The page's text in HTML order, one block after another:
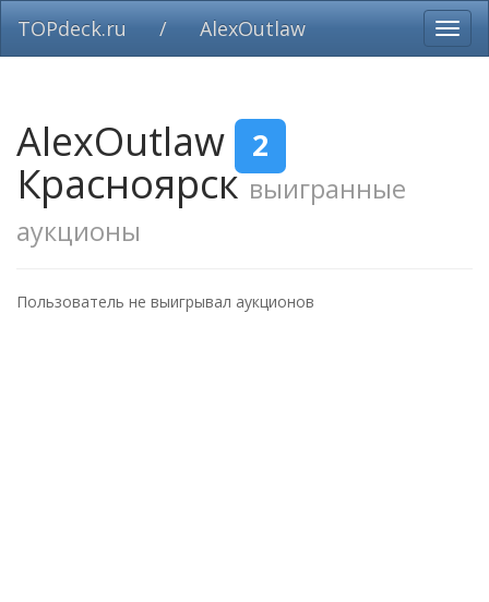
TOPdeck.ru / AlexOutlaw
AlexOutlaw 2
Красноярсквыигранные
аукционы
Пользователь не выигрывал аукционов